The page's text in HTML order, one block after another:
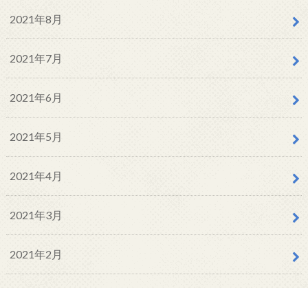
2021年8月
2021年7月
2021年6月
2021年5月
2021年4月
2021年3月
2021年2月